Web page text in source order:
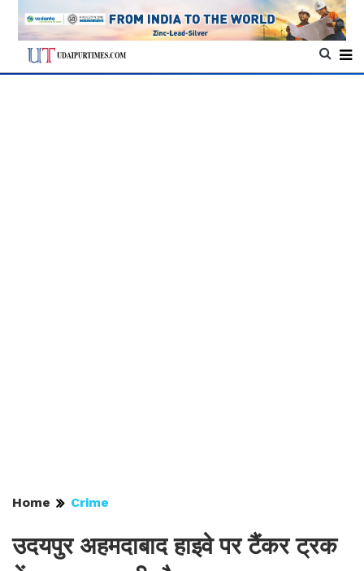
Home Crime
उदयपुर अहमदाबाद हाइवे पर टैंकर ट्रक